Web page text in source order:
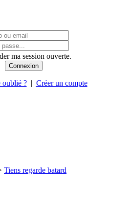
ma session ouverte.
oublié ?| Créer un compte
Tiens regarde batard